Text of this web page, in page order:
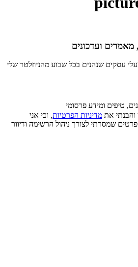
ועדכונים
עסקים שנהנים בכל שבוע מהניוזלטר שלי
טיפים ומידע פרסומי
את מדיניות הפרטיות, וכי אני
שמסרתי לצורך ניהול הרשימה ודיוור